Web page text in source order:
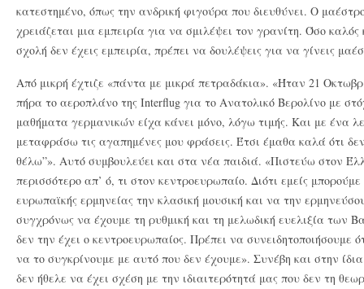
κατεστημένο, όπως την ανδρική φιγούρα που διευθύνει. Ο
χρειάζεται μια εμπειρία για να σμιλέψει τον γρανίτη. Όσο καλός
σχολή δεν έχεις εμπειρία, πρέπει να δουλέψεις για να γίνεις
Από μικρή έχτιζε «πάντα με μικρά πετραδάκια». «Ήταν 21
πήρα το αεροπλάνο της Interflug για το Ανατολικό Βερολίνο με
μαθήματα γερμανικών είχα κάνει μόνο, λόγω τιμής. Και με ένα
μεταφράσω τις αγαπημένες μου φράσεις. Έτσι έμαθα καλά ότι
θέλω”». Αυτό συμβουλεύει και στα νέα παιδιά. «Πιστεύω στον
περισσότερο απ’ ό, τι στον κεντροευρωπαίο. Διότι εμείς
ευρωπαϊκής ερμηνείας την κλασική μουσική και να την
συγχρόνως να έχουμε τη ρυθμική και τη μελωδική ευελιξία των
δεν την έχει ο κεντροευρωπαίος. Πρέπει να συνειδητοποιήσουμε
να το συγκρίνουμε με αυτό που δεν έχουμε». Συνέβη και στην
δεν ήθελε να έχει σχέση με την ιδιαιτερότητά μας που δεν τη